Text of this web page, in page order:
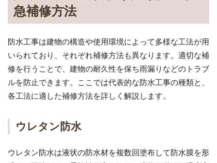
急補修方法
防水工事は建物の構造や使用環境によって多様な工法が用
いられており、それぞれ補修方法も異なります。適切な補
修を行うことで、建物の耐久性を保ち雨漏りなどのトラブ
ルを防止できます。ここでは代表的な防水工事の種類と、
各工法に適した補修方法を詳しく解説します。
ウレタン防水
ウレタン防水は液状の防水材を複数回塗布して防水膜を形